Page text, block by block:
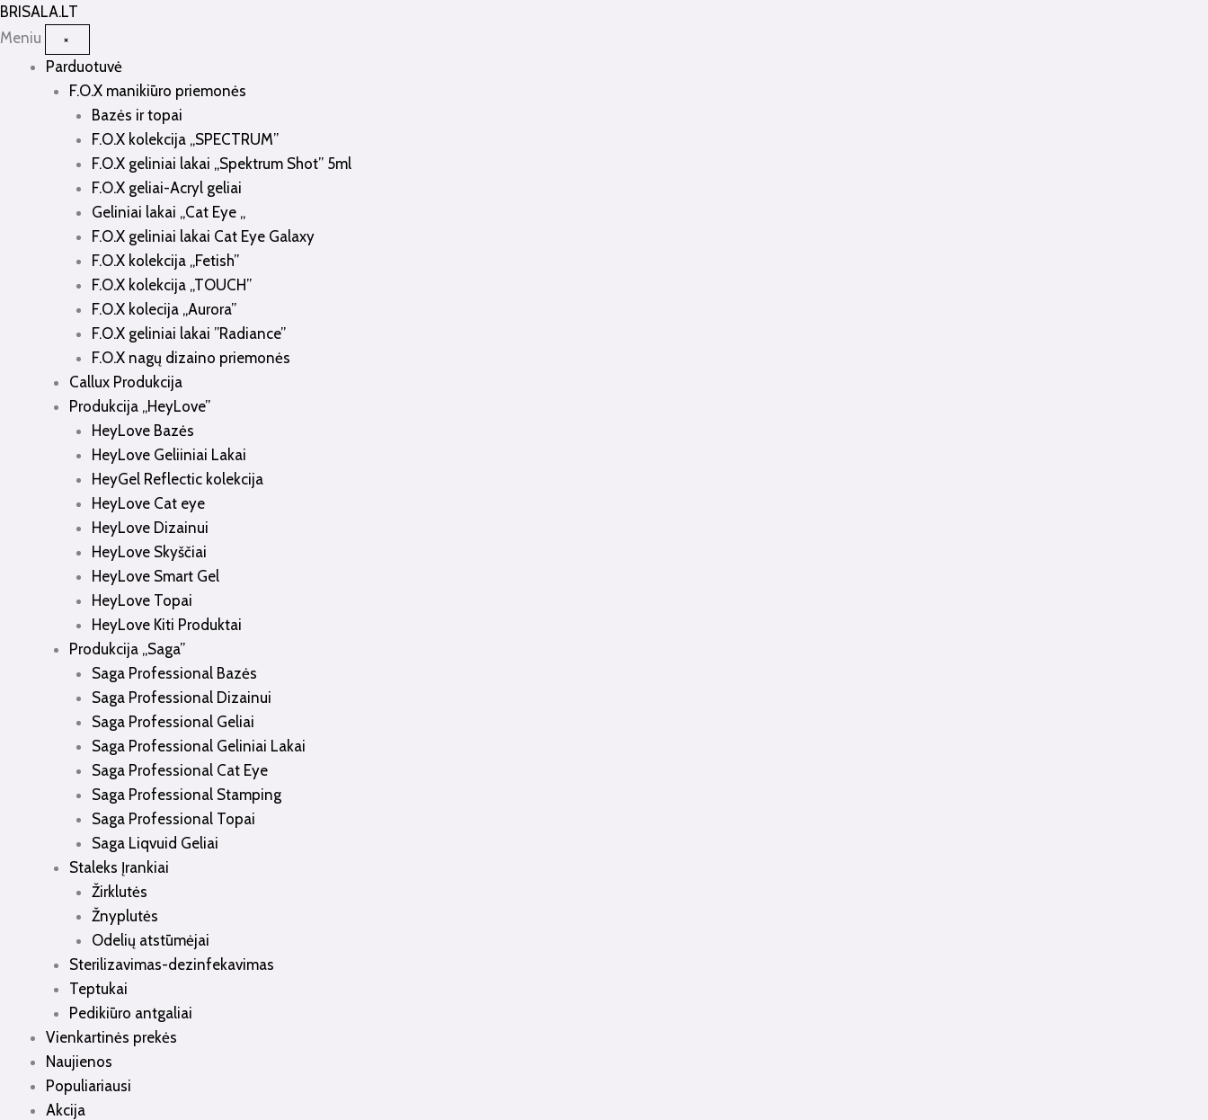
BRISALA.LT
Meniu
×
Parduotuvė
F.O.X manikiūro priemonės
Bazės ir topai
F.O.X kolekcija „SPECTRUM”
F.O.X geliniai lakai „Spektrum Shot” 5ml
F.O.X geliai-Acryl geliai
Geliniai lakai „Cat Eye „
F.O.X geliniai lakai Cat Eye Galaxy
F.O.X kolekcija „Fetish”
F.O.X kolekcija „TOUCH”
F.O.X kolecija „Aurora”
F.O.X geliniai lakai ”Radiance”
F.O.X nagų dizaino priemonės
Callux Produkcija
Produkcija „HeyLove”
HeyLove Bazės
HeyLove Geliiniai Lakai
HeyGel Reflectic kolekcija
HeyLove Cat eye
HeyLove Dizainui
HeyLove Skyščiai
HeyLove Smart Gel
HeyLove Topai
HeyLove Kiti Produktai
Produkcija „Saga”
Saga Professional Bazės
Saga Professional Dizainui
Saga Professional Geliai
Saga Professional Geliniai Lakai
Saga Professional Cat Eye
Saga Professional Stamping
Saga Professional Topai
Saga Liqvuid Geliai
Staleks Įrankiai
Žirklutės
Žnyplutės
Odelių atstūmėjai
Sterilizavimas-dezinfekavimas
Teptukai
Pedikiūro antgaliai
Vienkartinės prekės
Naujienos
Populiariausi
Akcija
Pereiti
prie